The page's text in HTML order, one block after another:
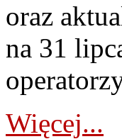
oraz
na 31
Więcej...